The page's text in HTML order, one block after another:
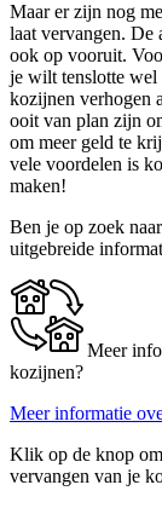
Maar er zijn nog
laat vervangen. De
ook op vooruit.
je wilt tenslotte
kozijnen verhogen
ooit van plan zijn
om meer geld te
vele voordelen is
maken!
Ben je op zoek
uitgebreide
Meer
kozijnen?
Meer informatie
Klik op de knop
vervangen van je